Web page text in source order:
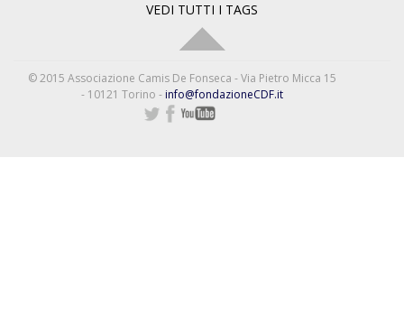
VEDI TUTTI I TAGS
© 2015 Associazione Camis De Fonseca - Via Pietro Micca 15
- 10121 Torino - info@fondazioneCDF.it